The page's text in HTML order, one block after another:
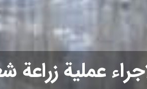
عملية زراعة